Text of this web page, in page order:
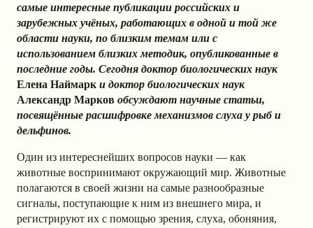
самые интересные публикации российских и
зарубежных учёных, работающих в одной и той же
области науки, по близким темам или с
использованием близких методик, опубликованные в
последние годы. Сегодня доктор биологических наук
Елена Наймарк и доктор биологических наук
Александр Марков обсуждают научные статьи,
посвящённые расшифровке механизмов слуха у рыб и
дельфинов.
Один из интереснейших вопросов науки — как
животные воспринимают окружающий мир. Животные
полагаются в своей жизни на самые разнообразные
сигналы, поступающие к ним из внешнего мира, и
регистрируют их с помощью зрения, слуха, обоняния,